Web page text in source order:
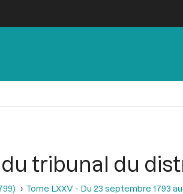
tribunal du
Tome LXXV - Du 23 septembre 1793